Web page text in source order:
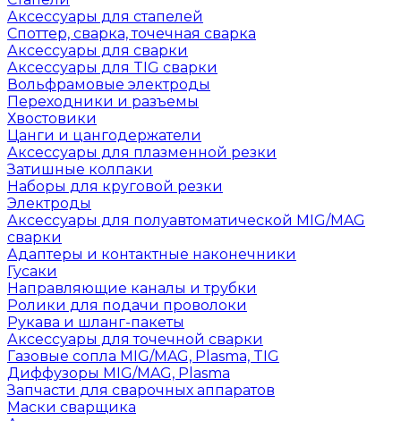
Аксессуары для стапелей
Споттер, сварка, точечная сварка
Аксессуары для сварки
Аксессуары для TIG сварки
Вольфрамовые электроды
Переходники и разъемы
Хвостовики
Цанги и цангодержатели
Аксессуары для плазменной резки
Затишные колпаки
Наборы для круговой резки
Электроды
Аксессуары для полуавтоматической MIG/MAG
сварки
Адаптеры и контактные наконечники
Гусаки
Направляющие каналы и трубки
Ролики для подачи проволоки
Рукава и шланг-пакеты
Аксессуары для точечной сварки
Газовые сопла MIG/MAG, Plasma, TIG
Диффузоры MIG/MAG, Plasma
Запчасти для сварочных аппаратов
Маски сварщика